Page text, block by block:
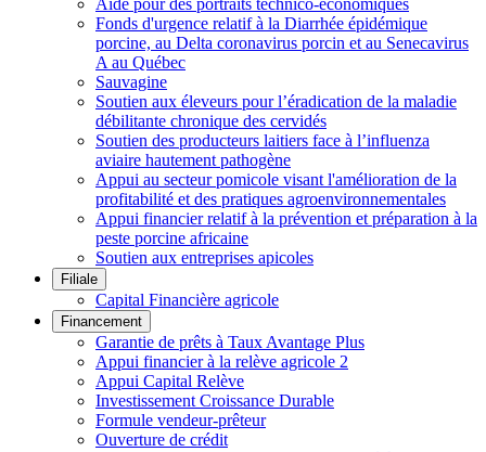
Aide pour des portraits technico-économiques
Fonds d'urgence relatif à la Diarrhée épidémique
porcine, au Delta coronavirus porcin et au Senecavirus
A au Québec
Sauvagine
Soutien aux éleveurs pour l’éradication de la maladie
débilitante chronique des cervidés
Soutien des producteurs laitiers face à l’influenza
aviaire hautement pathogène
Appui au secteur pomicole visant l'amélioration de la
profitabilité et des pratiques agroenvironnementales
Appui financier relatif à la prévention et préparation à la
peste porcine africaine
Soutien aux entreprises apicoles
Filiale
Capital Financière agricole
Financement
Garantie de prêts à Taux Avantage Plus
Appui financier à la relève agricole 2
Appui Capital Relève
Investissement Croissance Durable
Formule vendeur-prêteur
Ouverture de crédit